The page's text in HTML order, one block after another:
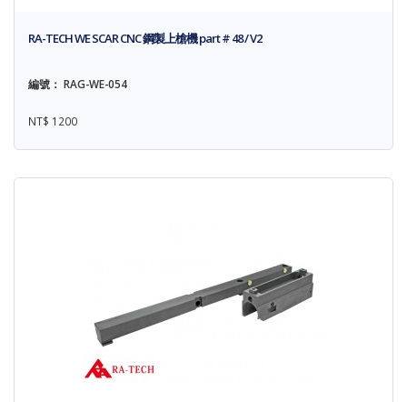
RA-TECH WE SCAR CNC 鋼製上槍機 part # 48 / V2
編號： RAG-WE-054
NT$ 1200